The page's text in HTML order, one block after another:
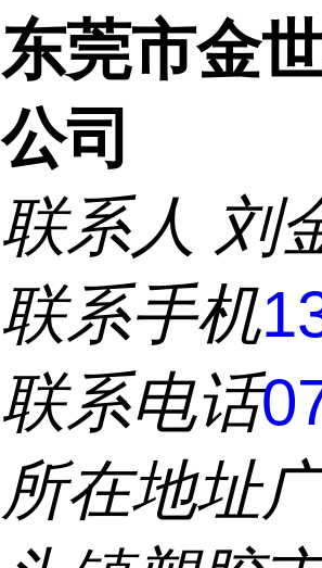
东莞市金
公司
联系人 刘
联系手机
联系电话
所在地址